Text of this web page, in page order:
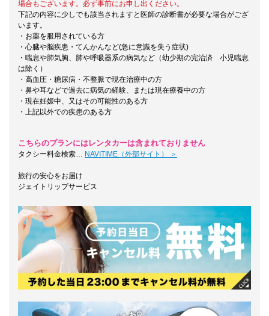
場合もございます。必ず事前にお申し出ください。
下記の内容に少しでも該当されますと医師の診断書が必要な場合がござ
います。
・お薬を服用されている方
・心臓や脳疾患・てんかんなど(急に意識を失う症状)
・喘息や肺気胸、肺や呼吸器系の病気など（幼少期の完治済 小児喘息
は除く）
・高血圧・糖尿病・不整脈で現在治療中の方
・鼻や耳などで過去に病気の経験、または現在療養中の方
・現在妊娠中、又はその可能性のある方
・上記以外での疾患のある方
こちらのプランにはレンタカーは含まれておりません
タクシー料金検索… NAVITIME（外部サイト） ＞
旅行の安心をお届け
ジェイトリップサービス